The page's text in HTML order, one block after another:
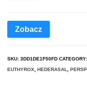
Zobacz
SKU: 3DD1DE1F50FD CATEGORY:
EUTHYROX, HEDERASAL,